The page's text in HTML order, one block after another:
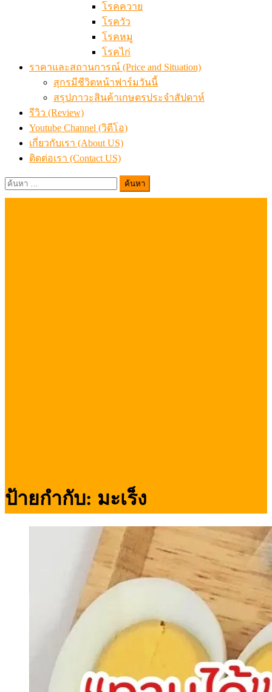
โรคควาย
โรควัว
โรคหมู
โรคไก่
ราคาและสถานการณ์ (Price and Situation)
สุกรมีชีวิตหน้าฟาร์มวันนี้
สรุปภาวะสินค้าเกษตรประจำสัปดาห์
รีวิว (Review)
Youtube Channel (วิดีโอ)
เกี่ยวกับเรา (About US)
ติดต่อเรา (Contact US)
ค้นหา
สำหรับ:
ป้ายกำกับ: มะเร็ง